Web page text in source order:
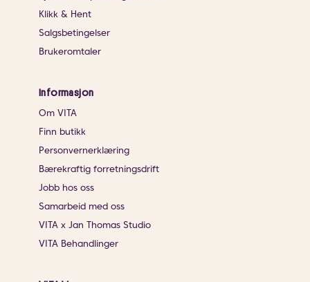
Klikk & Hent
Salgsbetingelser
Brukeromtaler
Informasjon
Om VITA
Finn butikk
Personvernerklæring
Bærekraftig forretningsdrift
Jobb hos oss
Samarbeid med oss
VITA x Jan Thomas Studio
VITA Behandlinger